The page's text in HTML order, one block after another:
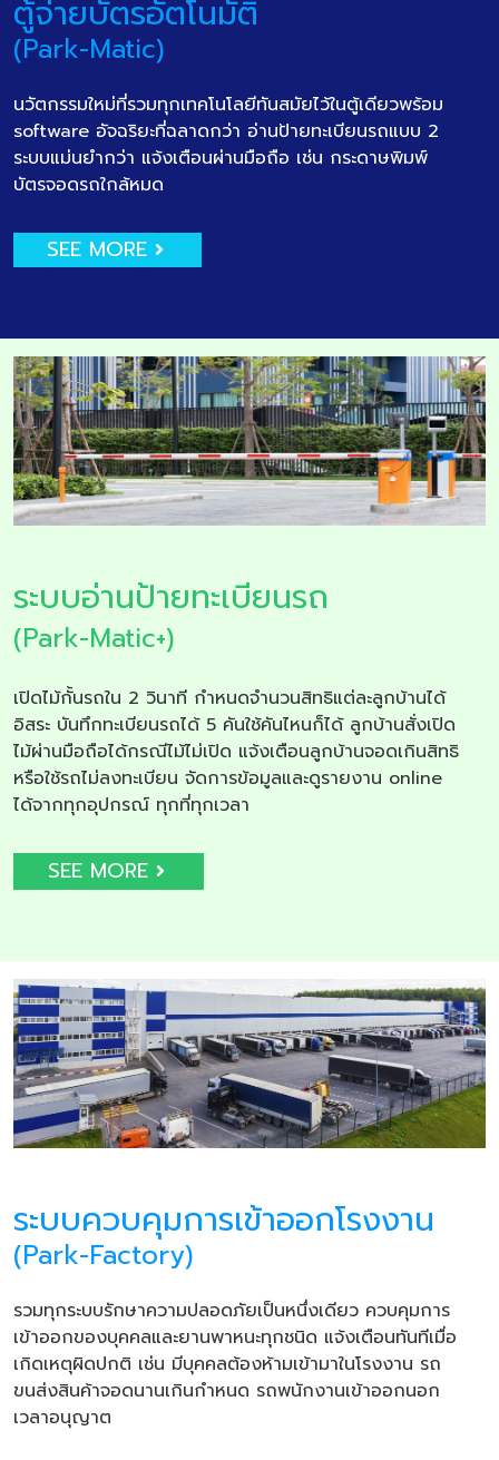
ตู้จ่ายบัตรอัตโนมัติ
(Park-Matic)
นวัตกรรมใหม่ที่รวมทุกเทคโนโลยีทันสมัยไว้ในตู้เดียวพร้อม
software อัจฉริยะที่ฉลาดกว่า อ่านป้ายทะเบียนรถแบบ 2
ระบบแม่นยำกว่า แจ้งเตือนผ่านมือถือ เช่น กระดาษพิมพ์
บัตรจอดรถใกล้หมด
SEE MORE
ระบบอ่านป้ายทะเบียนรถ
(Park-Matic+)
เปิดไม้กั้นรถใน 2 วินาที กำหนดจำนวนสิทธิแต่ละลูกบ้านได้
อิสระ บันทึกทะเบียนรถได้ 5 คันใช้คันไหนก็ได้ ลูกบ้านสั่งเปิด
ไม้ผ่านมือถือได้กรณีไม้ไม่เปิด แจ้งเตือนลูกบ้านจอดเกินสิทธิ
หรือใช้รถไม่ลงทะเบียน จัดการข้อมูลและดูรายงาน online
ได้จากทุกอุปกรณ์ ทุกที่ทุกเวลา
SEE MORE
ระบบควบคุมการเข้าออกโรงงาน
(Park-Factory)
รวมทุกระบบรักษาความปลอดภัยเป็นหนึ่งเดียว ควบคุมการ
เข้าออกของบุคคลและยานพาหนะทุกชนิด แจ้งเตือนทันทีเมื่อ
เกิดเหตุผิดปกติ เช่น มีบุคคลต้องห้ามเข้ามาในโรงงาน รถ
ขนส่งสินค้าจอดนานเกินกำหนด รถพนักงานเข้าออกนอก
เวลาอนุญาต